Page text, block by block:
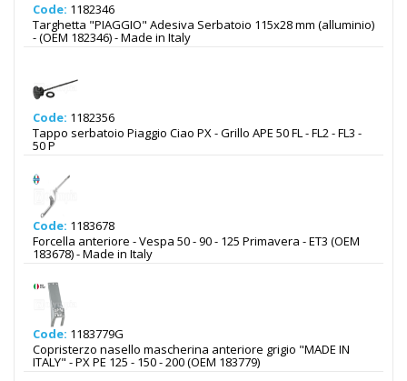
Code: 1182346
Targhetta "PIAGGIO" Adesiva Serbatoio 115x28 mm (alluminio)
- (OEM 182346) - Made in Italy
Code: 1182356
Tappo serbatoio Piaggio Ciao PX - Grillo APE 50 FL - FL2 - FL3 -
50 P
Code: 1183678
Forcella anteriore - Vespa 50 - 90 - 125 Primavera - ET3 (OEM
183678) - Made in Italy
Code: 1183779G
Copristerzo nasello mascherina anteriore grigio "MADE IN
ITALY" - PX PE 125 - 150 - 200 (OEM 183779)